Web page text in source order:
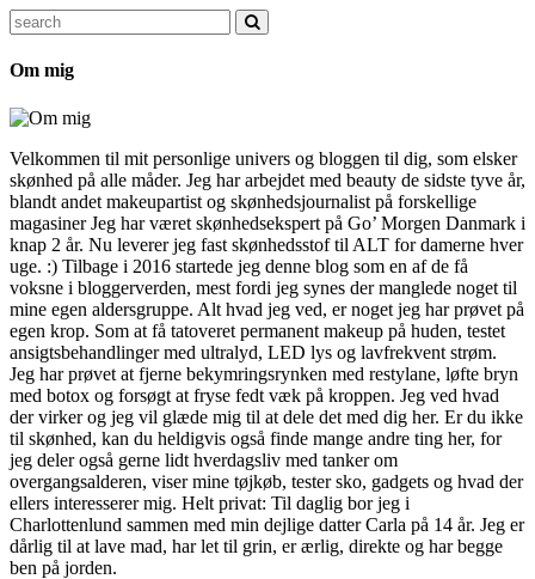
Search
for:
Om mig
Velkommen til mit personlige univers og bloggen til dig, som elsker
skønhed på alle måder. Jeg har arbejdet med beauty de sidste tyve år,
blandt andet makeupartist og skønhedsjournalist på forskellige
magasiner Jeg har været skønhedsekspert på Go’ Morgen Danmark i
knap 2 år. Nu leverer jeg fast skønhedsstof til ALT for damerne hver
uge. :) Tilbage i 2016 startede jeg denne blog som en af de få
voksne i bloggerverden, mest fordi jeg synes der manglede noget til
mine egen aldersgruppe. Alt hvad jeg ved, er noget jeg har prøvet på
egen krop. Som at få tatoveret permanent makeup på huden, testet
ansigtsbehandlinger med ultralyd, LED lys og lavfrekvent strøm.
Jeg har prøvet at fjerne bekymringsrynken med restylane, løfte bryn
med botox og forsøgt at fryse fedt væk på kroppen. Jeg ved hvad
der virker og jeg vil glæde mig til at dele det med dig her. Er du ikke
til skønhed, kan du heldigvis også finde mange andre ting her, for
jeg deler også gerne lidt hverdagsliv med tanker om
overgangsalderen, viser mine tøjkøb, tester sko, gadgets og hvad der
ellers interesserer mig. Helt privat: Til daglig bor jeg i
Charlottenlund sammen med min dejlige datter Carla på 14 år. Jeg er
dårlig til at lave mad, har let til grin, er ærlig, direkte og har begge
ben på jorden.